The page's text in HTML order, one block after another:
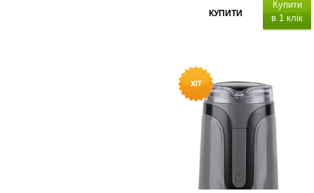
КУПИТИ
Купити
в 1 клік
автоматична система
автоматична система